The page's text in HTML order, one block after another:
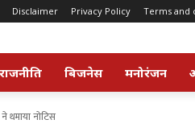
Disclaimer Privacy Policy Terms and
राजनीति बिजनेस मनोरंजन
थमाया नोटिस